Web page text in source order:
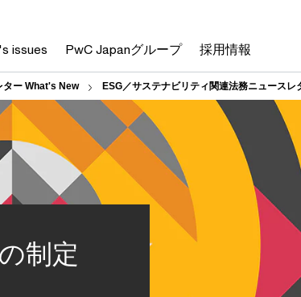
issues PwC Japanグループ 採用情報
ター What's New ESG／サステナビリティ関連法務ニュースレ
制定